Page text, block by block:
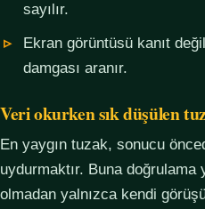
sayılır.
Ekran görüntüsü kanıt
damgası aranır.
Veri okurken sık düşülen
En yaygın tuzak, sonucu
uydurmaktır. Buna doğrulama
olmadan yalnızca kendi